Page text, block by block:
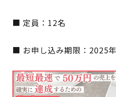
■ 定員：12名
■ お申し込み期限： 2025